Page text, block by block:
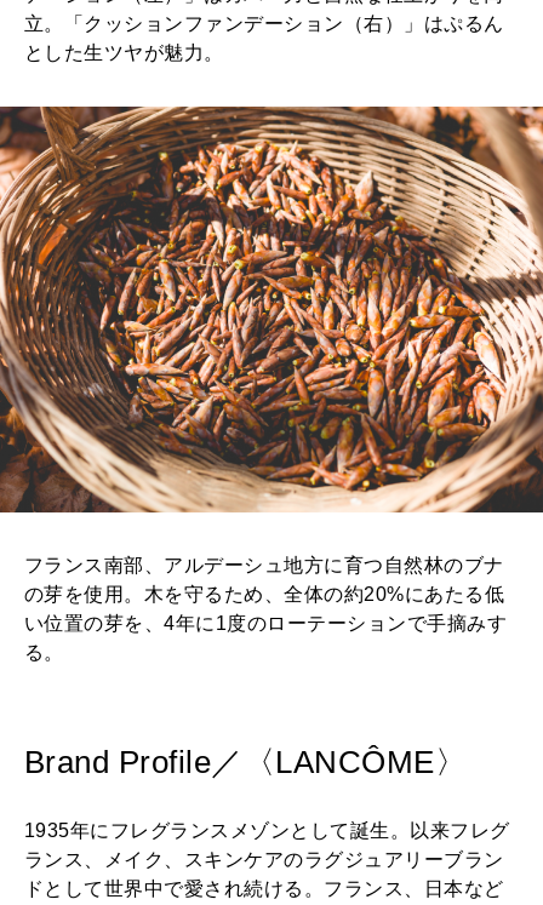
立。「クッションファンデーション（右）」はぷるん
とした生ツヤが魅力。
フランス南部、アルデーシュ地方に育つ自然林のブナ
の芽を使用。木を守るため、全体の約20%にあたる低
い位置の芽を、4年に1度のローテーションで手摘みす
る。
Brand Profile／〈LANCÔME〉
1935年にフレグランスメゾンとして誕生。以来フレグ
ランス、メイク、スキンケアのラグジュアリーブラン
ドとして世界中で愛され続ける。フランス、日本など